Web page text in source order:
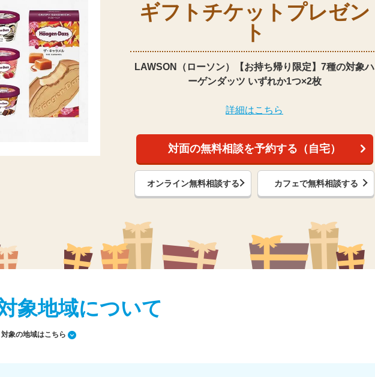
ギフトチケット プレゼン
ト
LAWSON（ローソン）【お持ち帰り限定】 7種の対象ハ
ーゲンダッツ いずれか1つ×2枚
詳細はこちら
対面の無料相談を予約する（自宅）
オンライン無料相談する カフェで無料相談する
象地域について
対象の地域はこちら